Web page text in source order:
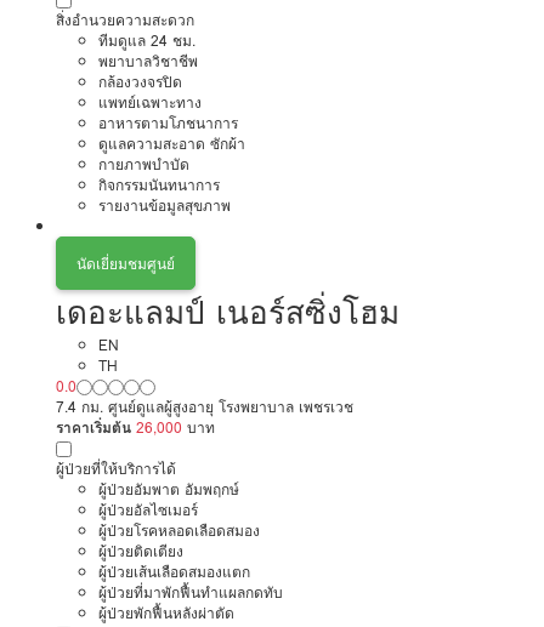
สิ่งอำนวยความสะดวก
ทีมดูแล 24 ชม.
พยาบาลวิชาชีพ
กล้องวงจรปิด
แพทย์เฉพาะทาง
อาหารตามโภชนาการ
ดูแลความสะอาด ซักผ้า
กายภาพบำบัด
กิจกรรมนันทนาการ
รายงานข้อมูลสุขภาพ
นัดเยี่ยมชมศูนย์
เดอะแลมป์ เนอร์สซิ่งโฮม
EN
TH
0.0
7.4 กม. ศูนย์ดูแลผู้สูงอายุ โรงพยาบาล เพชรเวช
ราคาเริ่มต้น 26,000 บาท
ผู้ป่วยที่ให้บริการได้
ผู้ป่วยอัมพาต อัมพฤกษ์
ผู้ป่วยอัลไซเมอร์
ผู้ป่วยโรคหลอดเลือดสมอง
ผู้ป่วยติดเตียง
ผู้ป่วยเส้นเลือดสมองแตก
ผู้ป่วยที่มาพักฟื้นทำแผลกดทับ
ผู้ป่วยพักฟื้นหลังผ่าตัด